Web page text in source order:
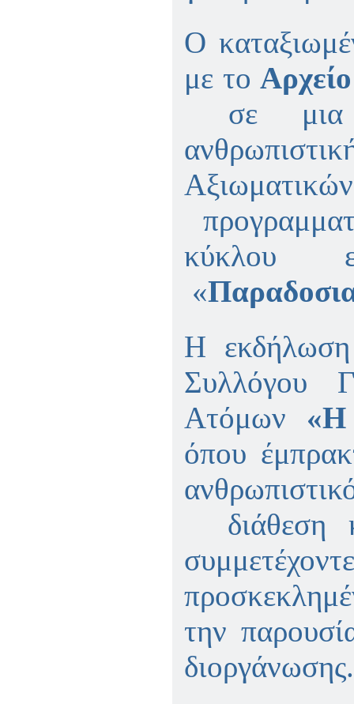
Ο
με το
σε μια
κύκλου
«
Η εκδήλωση
Συλλόγου
Ατόμων «Η
όπου
διάθεση
την
διοργάνωσης.